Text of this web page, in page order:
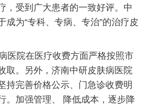
，受到广大患者的一致好评。中
成为“专科、专病、专治”的治疗皮
医院在医疗收费方面严格按照市
取。另外，济南中研皮肤病医院
持完善价格公示、门急诊收费明
。加强管理、 降低成本，逐步降